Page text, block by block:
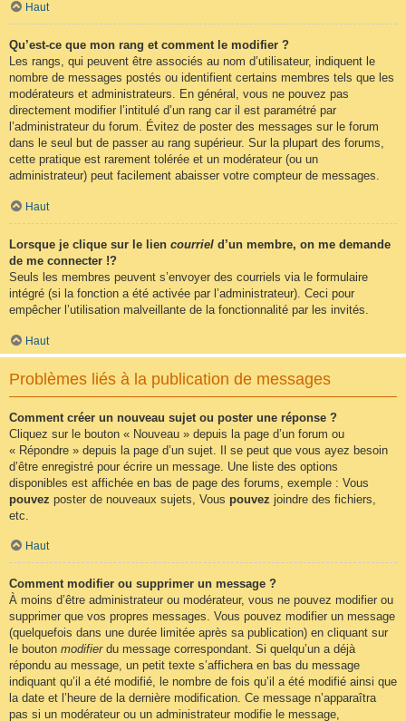
Haut
Qu’est-ce que mon rang et comment le modifier ?
Les rangs, qui peuvent être associés au nom d’utilisateur, indiquent le
nombre de messages postés ou identifient certains membres tels que les
modérateurs et administrateurs. En général, vous ne pouvez pas
directement modifier l’intitulé d’un rang car il est paramétré par
l’administrateur du forum. Évitez de poster des messages sur le forum
dans le seul but de passer au rang supérieur. Sur la plupart des forums,
cette pratique est rarement tolérée et un modérateur (ou un
administrateur) peut facilement abaisser votre compteur de messages.
Haut
Lorsque je clique sur le lien courriel d’un membre, on me demande
de me connecter !?
Seuls les membres peuvent s’envoyer des courriels via le formulaire
intégré (si la fonction a été activée par l’administrateur). Ceci pour
empêcher l’utilisation malveillante de la fonctionnalité par les invités.
Haut
Problèmes liés à la publication de messages
Comment créer un nouveau sujet ou poster une réponse ?
Cliquez sur le bouton « Nouveau » depuis la page d’un forum ou
« Répondre » depuis la page d’un sujet. Il se peut que vous ayez besoin
d’être enregistré pour écrire un message. Une liste des options
disponibles est affichée en bas de page des forums, exemple : Vous
pouvez poster de nouveaux sujets, Vous pouvez joindre des fichiers,
etc.
Haut
Comment modifier ou supprimer un message ?
À moins d’être administrateur ou modérateur, vous ne pouvez modifier ou
supprimer que vos propres messages. Vous pouvez modifier un message
(quelquefois dans une durée limitée après sa publication) en cliquant sur
le bouton modifierdu message correspondant. Si quelqu’un a déjà
répondu au message, un petit texte s’affichera en bas du message
indiquant qu’il a été modifié, le nombre de fois qu’il a été modifié ainsi que
la date et l’heure de la dernière modification. Ce message n’apparaîtra
pas si un modérateur ou un administrateur modifie le message,